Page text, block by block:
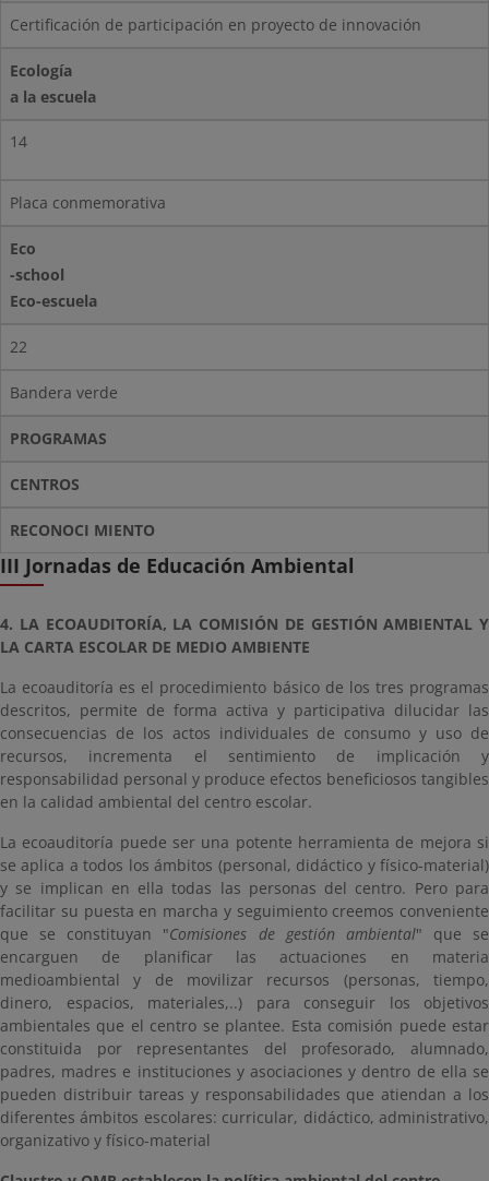
Certificación de participación en proyecto de innovación
Ecología
a la escuela
14
Placa conmemorativa
Eco
-school
Eco-escuela
22
Bandera verde
PROGRAMAS
CENTROS
RECONOCI MIENTO
III Jornadas de Educación Ambiental
4. LA ECOAUDITORÍA, LA COMISIÓN DE GESTIÓN AMBIENTAL Y
LA CARTA ESCOLAR DE MEDIO AMBIENTE
La ecoauditoría es el procedimiento básico de los tres programas
descritos, permite de forma activa y participativa dilucidar las
consecuencias de los actos individuales de consumo y uso de
recursos, incrementa el sentimiento de implicación y
responsabilidad personal y produce efectos beneficiosos tangibles
en la calidad ambiental del centro escolar.
La ecoauditoría puede ser una potente herramienta de mejora si
se aplica a todos los ámbitos (personal, didáctico y físico-material)
y se implican en ella todas las personas del centro. Pero para
facilitar su puesta en marcha y seguimiento creemos conveniente
que se constituyan "Comisiones de gestión ambiental" que se
encarguen de planificar las actuaciones en materia
medioambiental y de movilizar recursos (personas, tiempo,
dinero, espacios, materiales,..) para conseguir los objetivos
ambientales que el centro se plantee. Esta comisión puede estar
constituida por representantes del profesorado, alumnado,
padres, madres e instituciones y asociaciones y dentro de ella se
pueden distribuir tareas y responsabilidades que atiendan a los
diferentes ámbitos escolares: curricular, didáctico, administrativo,
organizativo y físico-material